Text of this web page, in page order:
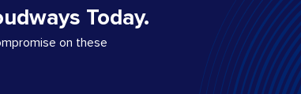
Today.
on these